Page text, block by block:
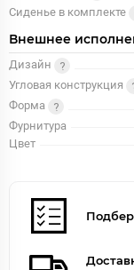
Сиденье в комплекте
Внешнее
Дизайн
Угловая конструкция
Форма
Фурнитура
Цвет